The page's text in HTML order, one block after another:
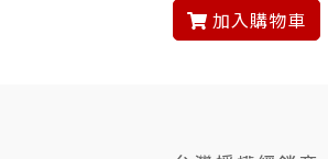
加入購物車